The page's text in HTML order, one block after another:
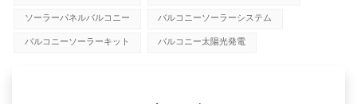
ソーラーパネルバルコニー バルコニーソーラーシステム
バルコニーソーラーキット バルコニー太陽光発電